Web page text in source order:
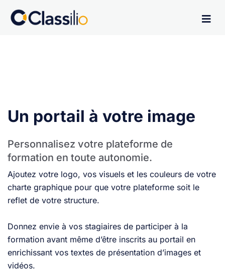
Un portail à votre image
Personnalisez votre plateforme de
formation en toute autonomie.
Ajoutez votre logo, vos visuels et les couleurs de votre
charte graphique pour que votre plateforme soit le
reflet de votre structure.
Donnez envie à vos stagiaires de participer à la
formation avant même d’être inscrits au portail en
enrichissant vos textes de présentation d’images et
vidéos.